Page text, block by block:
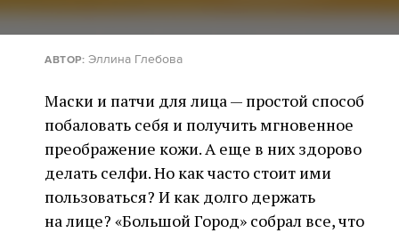
АВТОР: Эллина Глебова
Маски и патчи для лица — простой способ
побаловать себя и получить мгновенное
преображение кожи. А еще в них здорово
делать селфи. Но как часто стоит ими
пользоваться? И как долго держать
на лице? «Большой Город» собрал все, что